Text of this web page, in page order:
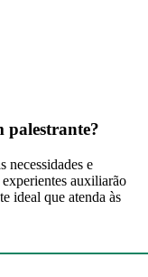
palestrante?
necessidades e
auxiliarão
ideal que atenda às